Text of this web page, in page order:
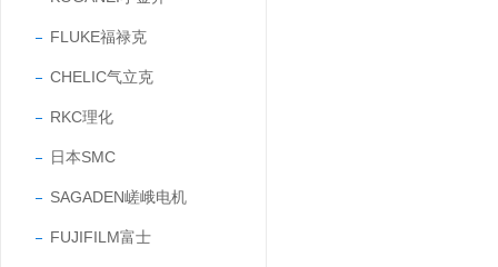
FLUKE福禄克
CHELIC气立克
RKC理化
日本SMC
SAGADEN嵯峨电机
FUJIFILM富士